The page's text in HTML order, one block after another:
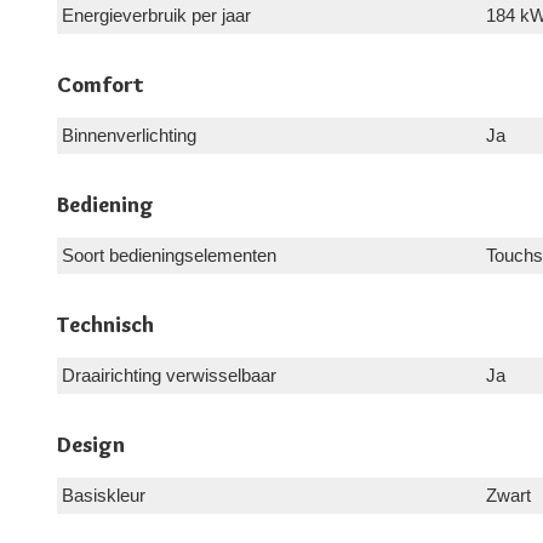
Energieverbruik per jaar
184
Comfort
Binnenverlichting Ja
Bediening
Soort bedieningselementen
Technisch
Draairichting verwisselbaar Ja
Design
Basiskleur Zwart